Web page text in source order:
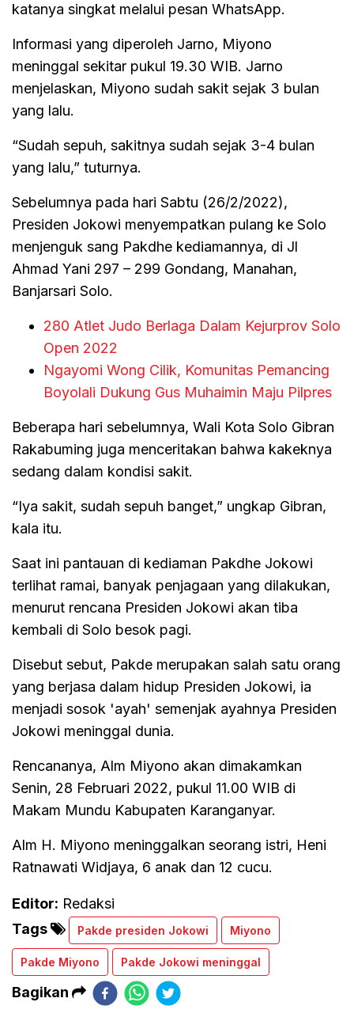
katanya singkat melalui pesan WhatsApp.
Informasi yang diperoleh Jarno, Miyono
meninggal sekitar pukul 19.30 WIB. Jarno
menjelaskan, Miyono sudah sakit sejak 3 bulan
yang lalu.
“Sudah sepuh, sakitnya sudah sejak 3-4 bulan
yang lalu,” tuturnya.
Sebelumnya pada hari Sabtu (26/2/2022),
Presiden Jokowi menyempatkan pulang ke Solo
menjenguk sang Pakdhe kediamannya, di Jl
Ahmad Yani 297 – 299 Gondang, Manahan,
Banjarsari Solo.
280 Atlet Judo Berlaga Dalam Kejurprov Solo
Open 2022
Ngayomi Wong Cilik, Komunitas Pemancing
Boyolali Dukung Gus Muhaimin Maju Pilpres
Beberapa hari sebelumnya, Wali Kota Solo Gibran
Rakabuming juga menceritakan bahwa kakeknya
sedang dalam kondisi sakit.
“Iya sakit, sudah sepuh banget,” ungkap Gibran,
kala itu.
Saat ini pantauan di kediaman Pakdhe Jokowi
terlihat ramai, banyak penjagaan yang dilakukan,
menurut rencana Presiden Jokowi akan tiba
kembali di Solo besok pagi.
Disebut sebut, Pakde merupakan salah satu orang
yang berjasa dalam hidup Presiden Jokowi, ia
menjadi sosok 'ayah' semenjak ayahnya Presiden
Jokowi meninggal dunia.
Rencananya, Alm Miyono akan dimakamkan
Senin, 28 Februari 2022, pukul 11.00 WIB di
Makam Mundu Kabupaten Karanganyar.
Alm H. Miyono meninggalkan seorang istri, Heni
Ratnawati Widjaya, 6 anak dan 12 cucu.
Editor: Redaksi
Tags
Pakde presiden Jokowi Miyono
Pakde Miyono Pakde Jokowi meninggal
Bagikan